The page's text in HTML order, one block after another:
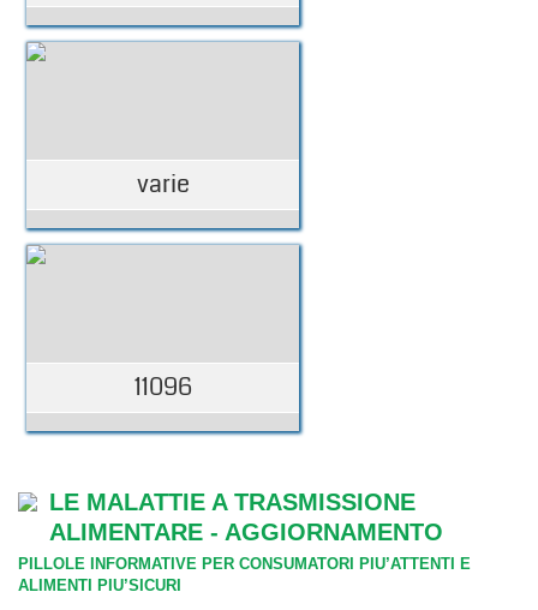
varie
11096
LE MALATTIE A TRASMISSIONE
ALIMENTARE - AGGIORNAMENTO
PILLOLE INFORMATIVE PER CONSUMATORI PIU’ATTENTI E
ALIMENTI PIU’SICURI